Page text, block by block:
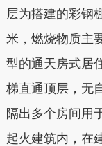
层为搭建的彩钢
米，燃烧物质主
型的通天房式居
梯直通顶层，无
隔出多个房间用
起火建筑内，在